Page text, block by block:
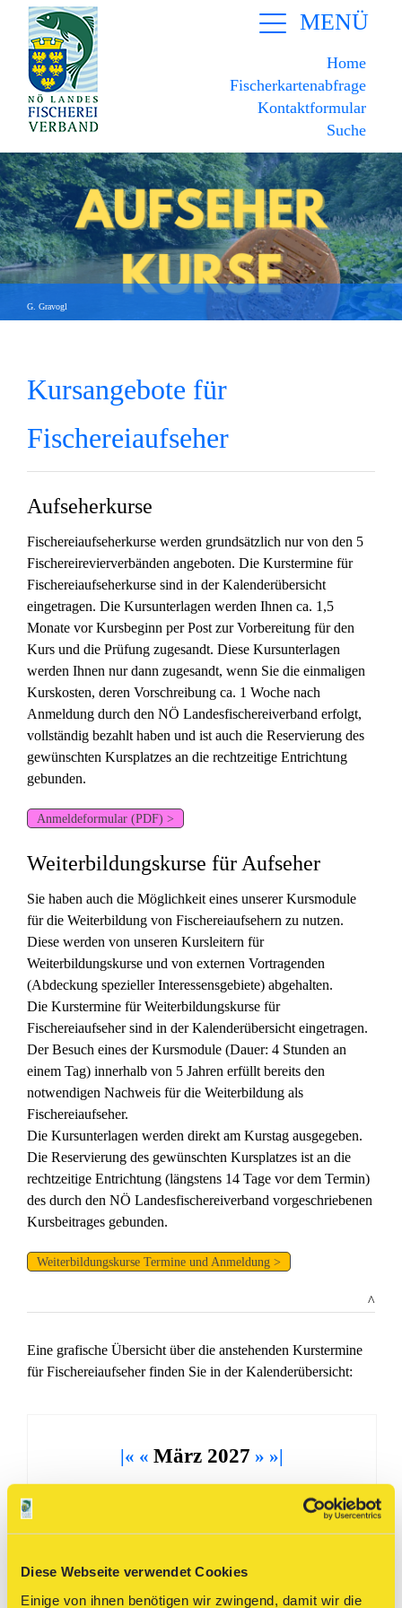
Diese Webseite verwendet Cookies
Einige von ihnen benötigen wir zwingend, damit wir die
MENÜ
Home
Fischerkartenabfrage
Kontaktformular
Suche
G. Gravogl
Kursangebote für
Fischereiaufseher
Aufseherkurse
Fischereiaufseherkurse werden grundsätzlich nur von den 5
Fischereirevierverbänden angeboten. Die Kurstermine für
Fischereiaufseherkurse sind in der Kalenderübersicht
eingetragen. Die Kursunterlagen werden Ihnen ca. 1,5
Monate vor Kursbeginn per Post zur Vorbereitung für den
Kurs und die Prüfung zugesandt. Diese Kursunterlagen
werden Ihnen nur dann zugesandt, wenn Sie die einmaligen
Kurskosten, deren Vorschreibung ca. 1 Woche nach
Anmeldung durch den NÖ Landesfischereiverband erfolgt,
vollständig bezahlt haben und ist auch die Reservierung des
gewünschten Kursplatzes an die rechtzeitige Entrichtung
gebunden.
Anmeldeformular (PDF) >
Weiterbildungskurse für Aufseher
Sie haben auch die Möglichkeit eines unserer Kursmodule
für die Weiterbildung von Fischereiaufsehern zu nutzen.
Diese werden von unseren Kursleitern für
Weiterbildungskurse und von externen Vortragenden
(Abdeckung spezieller Interessensgebiete) abgehalten.
Die Kurstermine für Weiterbildungskurse für
Fischereiaufseher sind in der Kalenderübersicht eingetragen.
Der Besuch eines der Kursmodule (Dauer: 4 Stunden an
einem Tag) innerhalb von 5 Jahren erfüllt bereits den
notwendigen Nachweis für die Weiterbildung als
Fischereiaufseher.
Die Kursunterlagen werden direkt am Kurstag ausgegeben.
Die Reservierung des gewünschten Kursplatzes ist an die
rechtzeitige Entrichtung (längstens 14 Tage vor dem Termin)
des durch den NÖ Landesfischereiverband vorgeschriebenen
Kursbeitrages gebunden.
Weiterbildungskurse Termine und Anmeldung >
^
Eine grafische Übersicht über die anstehenden Kurstermine
für Fischereiaufseher finden Sie in der Kalenderübersicht:
|« « März 2027 » »|
01 02 03 04 05